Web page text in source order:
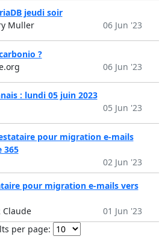
jeudi soir
Muller
06 Jun '23
?
06 Jun '23
: lundi 05 juin 2023
05 Jun '23
pour migration e-mails
365
02 Jun '23
pour migration e-mails vers
Claude
01 Jun '23
per page: